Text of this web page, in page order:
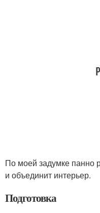
По моей задумке панно
и объединит интерьер.
Подготовка